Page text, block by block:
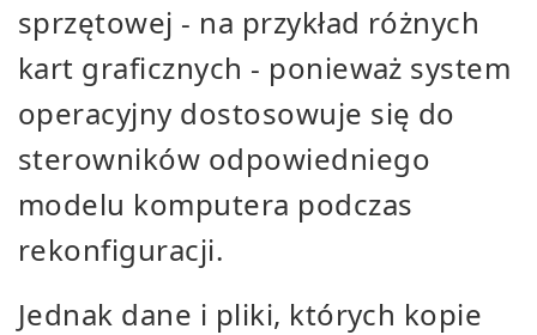
sprzętowej - na przykład różnych
kart graficznych - ponieważ system
operacyjny dostosowuje się do
sterowników odpowiedniego
modelu komputera podczas
rekonfiguracji.
Jednak dane i pliki, których kopie